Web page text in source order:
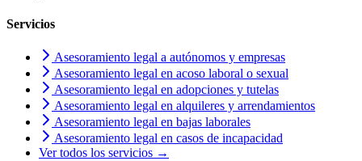
Servicios
Asesoramiento legal a autónomos y empresas
Asesoramiento legal en acoso laboral o sexual
Asesoramiento legal en adopciones y tutelas
Asesoramiento legal en alquileres y arrendamientos
Asesoramiento legal en bajas laborales
Asesoramiento legal en casos de incapacidad
Ver todos los servicios →